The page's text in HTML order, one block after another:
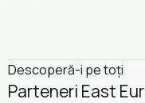
Descoperă-i pe toți
Parteneri East